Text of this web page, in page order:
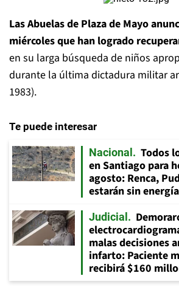
Las Abuelas de Plaza de Mayo
miércoles que han logrado
en su larga búsqueda de niños
durante la última dictadura militar
1983).
Te puede interesar
Nacional
Todos
en Santiago para
agosto: Renca,
estarán sin energía
Judicial
malas decisiones
infarto: Paciente
recibirá $160